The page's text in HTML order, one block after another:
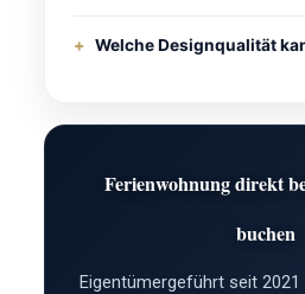
Welche Designqualität
Ferienwohnung direkt
buchen
Eigentümergeführt seit 2021